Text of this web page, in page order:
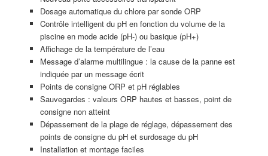
Dosage automatique du chlore par sonde ORP
Contrôle intelligent du pH en fonction du volume de la
piscine en mode acide (pH-) ou basique (pH+)
Affichage de la température de l’eau
Message d’alarme multilingue : la cause de la panne est
indiquée par un message écrit
Points de consigne ORP et pH réglables
Sauvegardes : valeurs ORP hautes et basses, point de
consigne non atteint
Dépassement de la plage de réglage, dépassement des
points de consigne du pH et surdosage du pH
Installation et montage faciles